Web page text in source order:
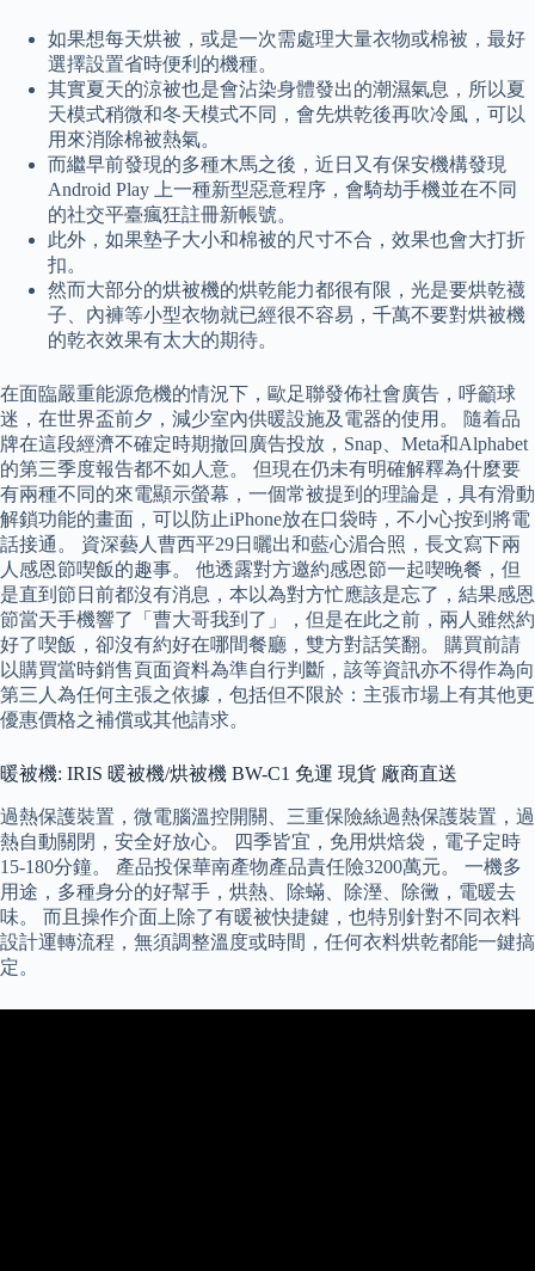
如果想每天烘被，或是一次需處理大量衣物或棉被，最好
選擇設置省時便利的機種。
其實夏天的涼被也是會沾染身體發出的潮濕氣息，所以夏
天模式稍微和冬天模式不同，會先烘乾後再吹冷風，可以
用來消除棉被熱氣。
而繼早前發現的多種木馬之後，近日又有保安機構發現
Android Play 上一種新型惡意程序，會騎劫手機並在不同
的社交平臺瘋狂註冊新帳號。
此外，如果墊子大小和棉被的尺寸不合，效果也會大打折
扣。
然而大部分的烘被機的烘乾能力都很有限，光是要烘乾襪
子、內褲等小型衣物就已經很不容易，千萬不要對烘被機
的乾衣效果有太大的期待。
在面臨嚴重能源危機的情況下，歐足聯發佈社會廣告，呼籲球
迷，在世界盃前夕，減少室內供暖設施及電器的使用。 隨着品
牌在這段經濟不確定時期撤回廣告投放，Snap、Meta和Alphabet
的第三季度報告都不如人意。 但現在仍未有明確解釋為什麼要
有兩種不同的來電顯示螢幕，一個常被提到的理論是，具有滑動
解鎖功能的畫面，可以防止iPhone放在口袋時，不小心按到將電
話接通。 資深藝人曹西平29日曬出和藍心湄合照，長文寫下兩
人感恩節喫飯的趣事。 他透露對方邀約感恩節一起喫晚餐，但
是直到節日前都沒有消息，本以為對方忙應該是忘了，結果感恩
節當天手機響了「曹大哥我到了」，但是在此之前，兩人雖然約
好了喫飯，卻沒有約好在哪間餐廳，雙方對話笑翻。 購買前請
以購買當時銷售頁面資料為準自行判斷，該等資訊亦不得作為向
第三人為任何主張之依據，包括但不限於：主張市場上有其他更
優惠價格之補償或其他請求。
暖被機: IRIS 暖被機/烘被機 BW-C1 免運 現貨 廠商直送
過熱保護裝置，微電腦溫控開關、三重保險絲過熱保護裝置，過
熱自動關閉，安全好放心。 四季皆宜，免用烘焙袋，電子定時
15-180分鐘。 產品投保華南產物產品責任險3200萬元。 一機多
用途，多種身分的好幫手，烘熱、除蟎、除溼、除黴，電暖去
味。 而且操作介面上除了有暖被快捷鍵，也特別針對不同衣料
設計運轉流程，無須調整溫度或時間，任何衣料烘乾都能一鍵搞
定。